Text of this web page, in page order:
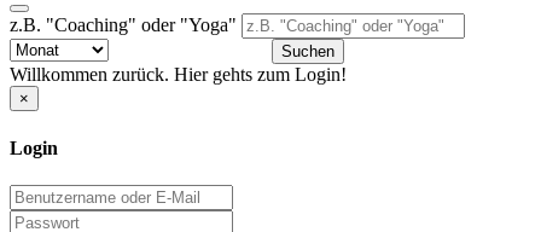
z.B. "Coaching" oder "Yoga"
Suchen
Willkommen zurück. Hier gehts zum Login!
×
Login